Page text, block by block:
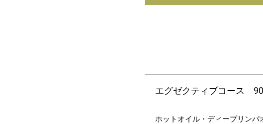
エグゼクティブコース
ホットオイル・ディープリン